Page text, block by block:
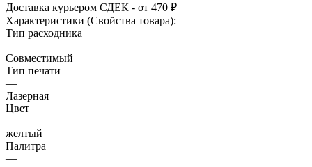
Доставка курьером СДЕК - от 470 ₽
Характеристики (Свойства товара):
Тип расходника
—
Совместимый
Тип печати
—
Лазерная
Цвет
—
желтый
Палитра
—